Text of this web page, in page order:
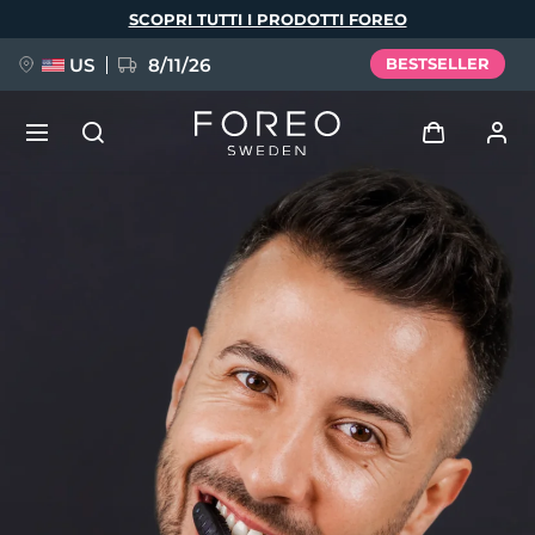
SCOPRI TUTTI I PRODOTTI FOREO
US 8/11/26 BESTSELLER
Accedi
Profilo utente
I miei dispositivi
I miei ordini
I miei indirizzi
I miei abbonamenti
FAQ™ Pure Beauty-Tech Elixir
issa™ Teeth Whitening Set
Deutsch
Español
Italiano
Português
Svenska
Русский
简体中文 繁體中文